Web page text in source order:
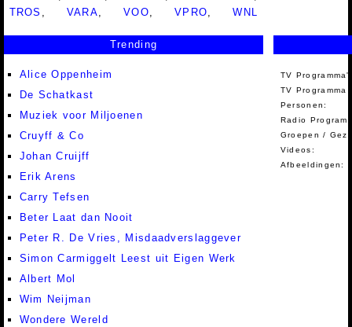
TROS
VARA ,VOO ,VPRO ,WNL
Trending
Alice Oppenheim
De Schatkast
Muziek voor Miljoenen
Cruyff & Co
Johan Cruijff
Erik Arens
Carry Tefsen
Beter Laat dan Nooit
Peter R. De Vries, Misdaadverslaggever
Simon Carmiggelt Leest uit Eigen Werk
Albert Mol
Wim Neijman
Wondere Wereld
TV
TV Programma
Personen:
Radio
Groepen /
Videos:
Afbeeldingen: